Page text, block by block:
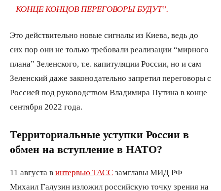
КОНЦЕ КОНЦОВ ПЕРЕГОВОРЫ БУДУТ”.
Это действительно новые сигналы из Киева, ведь до
сих пор они не только требовали реализации “мирного
плана” Зеленского, т.е. капитуляции России, но и сам
Зеленский даже законодательно запретил переговоры с
Россией под руководством Владимира Путина в конце
сентября 2022 года.
Территориальные уступки России в
обмен на вступление в НАТО?
11 августа в интервью ТАСС замглавы МИД РФ
Михаил Галузин изложил российскую точку зрения на